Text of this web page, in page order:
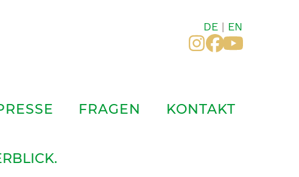
DE| EN
Instagram
Facebook
FRAGEN KONTAKT